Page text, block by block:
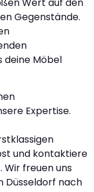
Gegenstände.
deine Möbel
Expertise.
und kontaktiere
Wir freuen uns
Düsseldorf nach